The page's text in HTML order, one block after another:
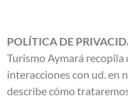
POLÍTICA DE
Turismo Aymará recopila
interacciones con ud. en
describe cómo